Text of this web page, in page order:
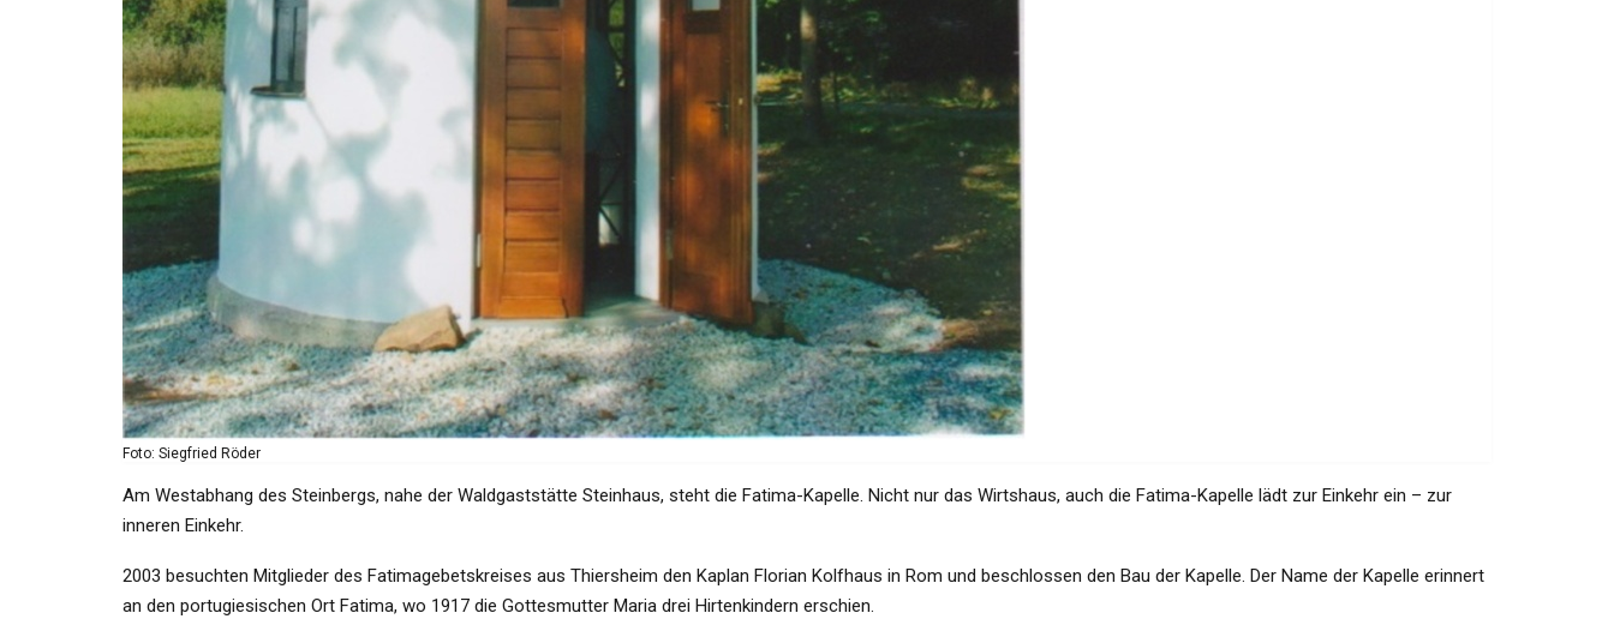
Foto: Siegfried Röder
Am Westabhang des Steinbergs, nahe der Waldgaststätte Steinhaus, steht die Fatima-Kapelle. Nicht nur das Wirtshaus, auch die Fatima-Kapelle lädt zur Einkehr ein – zur
inneren Einkehr.
2003 besuchten Mitglieder des Fatimagebetskreises aus Thiersheim den Kaplan Florian Kolfhaus in Rom und beschlossen den Bau der Kapelle. Der Name der Kapelle erinnert
an den portugiesischen Ort Fatima, wo 1917 die Gottesmutter Maria drei Hirtenkindern erschien.